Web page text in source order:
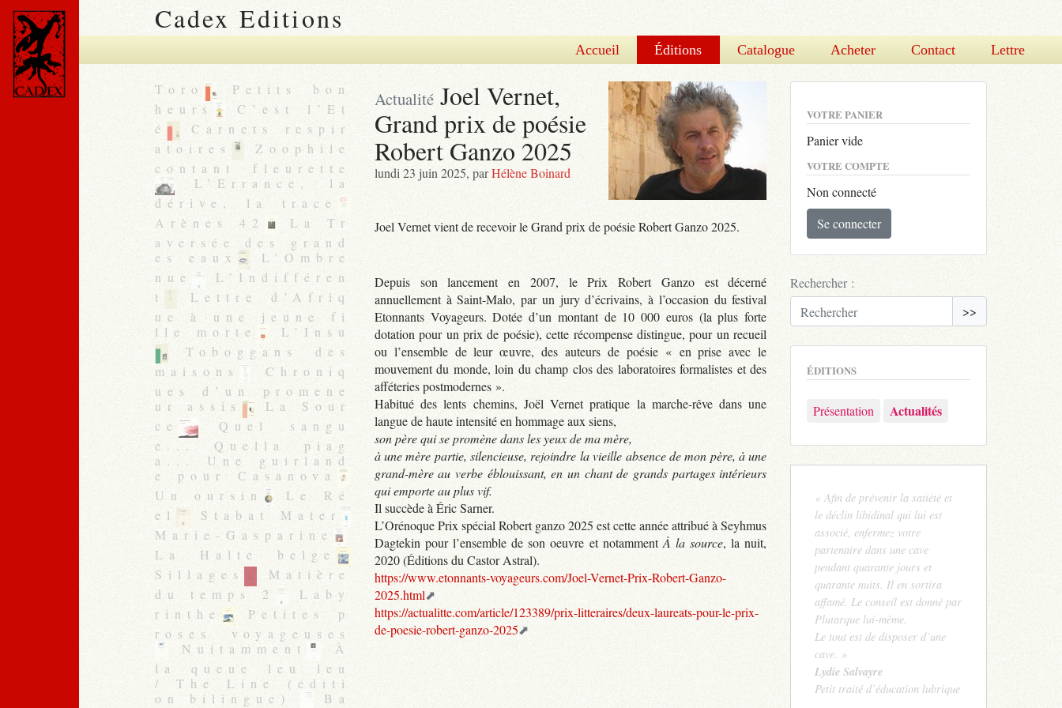
Cadex Editions
Accueil Éditions Catalogue Acheter Contact Lettre
ActualitéJoel Vernet,
Grand prix de poésie
Robert Ganzo 2025
lundi 23 juin 2025, parHélène Boinard
Joel Vernet vient de recevoir le Grand prix de poésie Robert Ganzo 2025.
Depuis son lancement en 2007, le Prix Robert Ganzo est décerné
annuellement à Saint-Malo, par un jury d’écrivains, à l’occasion du festival
Etonnants Voyageurs. Dotée d’un montant de 10 000 euros (la plus forte
dotation pour un prix de poésie), cette récompense distingue, pour un recueil
ou l’ensemble de leur œuvre, des auteurs de poésie « en prise avec le
mouvement du monde, loin du champ clos des laboratoires formalistes et des
afféteries postmodernes ».
Habitué des lents chemins, Joël Vernet pratique la marche-rêve dans une
langue de haute intensité en hommage aux siens,
son père qui se promène dans les yeux de ma mère,
à une mère partie, silencieuse, rejoindre la vieille absence de mon père, à une
grand-mère au verbe éblouissant, en un chant de grands partages intérieurs
qui emporte au plus vif.
Il succède à Éric Sarner.
L’Orénoque Prix spécial Robert ganzo 2025 est cette année attribué à Seyhmus
Dagtekin pour l’ensemble de son oeuvre et notamment À la source, la nuit,
2020 (Éditions du Castor Astral).
https://www.etonnants-voyageurs.com/Joel-Vernet-Prix-Robert-Ganzo-
2025.html
https://actualitte.com/article/123389/prix-litteraires/deux-laureats-pour-le-prix-
de-poesie-robert-ganzo-2025
VOTRE PANIER
Panier vide
VOTRE COMPTE
Non connecté
Se connecter
Rechercher :
>>
ÉDITIONS
Présentation Actualités
« Afin de prévenir la satiété et
le déclin libidinal qui lui est
associé, enfermez votre
partenaire dans une cave
pendant quarante jours et
quarante nuits. Il en sortira
affamé. Le conseil est donné par
Plutarque lui-même.
Le tout est de disposer d’une
cave. »
Lydie Salvayre
Petit traité d’éducation lubrique
Toro
Petits bon
heurs
C’est l’Et
é
Carnets respir
atoires
Zoophile
contant fleurette
L’Errance, la
dérive, la trace
Arènes 42
La Tr
aversée des grand
es eaux
L’Ombre
nue
L’Indifféren
t
Lettre d’Afriq
ue à une jeune fi
lle morte
L’Insu
Toboggans des
maisons
Chroniq
ues d’un promene
ur assis
La Sour
ce
Quel sangu
e... Quella piag
a... Une guirland
e pour Casanova
Un oursin
Le Ré
el
Stabat Mater
Marie-Gasparine
La Halte belge
Sillages
Matière
du temps 2
Laby
rinthe
Petites p
roses voyageuses
Nuitamment
À
la queue leu leu
/ The Line (éditi
on bilingue)
Ba